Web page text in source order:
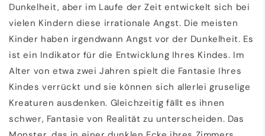
Dunkelheit, aber im Laufe der Zeit entwickelt sich bei
vielen Kindern diese irrationale Angst. Die meisten
Kinder haben irgendwann Angst vor der Dunkelheit. Es
ist ein Indikator für die Entwicklung Ihres Kindes. Im
Alter von etwa zwei Jahren spielt die Fantasie Ihres
Kindes verrückt und sie können sich allerlei gruselige
Kreaturen ausdenken. Gleichzeitig fällt es ihnen
schwer, Fantasie von Realität zu unterscheiden. Das